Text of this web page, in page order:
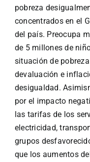
pobreza
concentrados en el
del país. Preocupa
de 5 millones de
situación de
devaluación e
desigualdad.
por el impacto
las tarifas de los
electricidad,
grupos
que los aumentos